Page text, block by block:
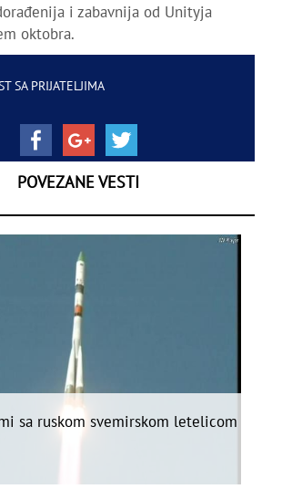
i zabavnija od Unityja
oktobra.
SA PRIJATELJIMA
POVEZANE VESTI
sa ruskom svemirskom letelicom